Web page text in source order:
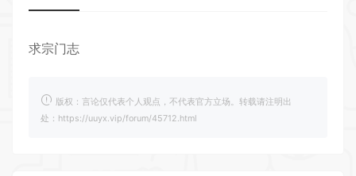
求宗门志
版权：言论仅代表个人观点，不代表官方立场。转载请注明出
处：https://uuyx.vip/forum/45712.html